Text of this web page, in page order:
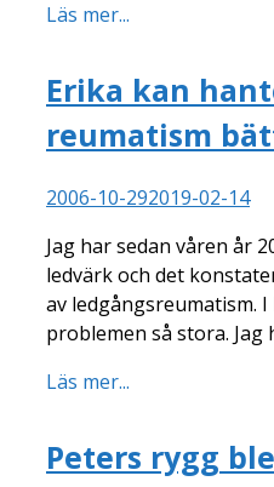
Läs mer...
Erika kan
reumatism
2006-10-292019-02-14
Jag har sedan våren år
ledvärk och det
av ledgångsreumatism.
problemen så stora. Jag
Läs mer...
Peters rygg